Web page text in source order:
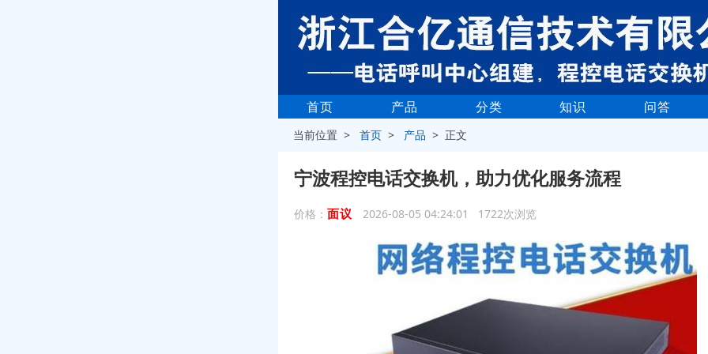
首页 产品 分类 知识 问答
当前位置 >首页 > 产品 > 正文
宁波程控电话交换机，助力优化服务流程
价格： 面议 2026-08-05 04:24:01 1722次浏览